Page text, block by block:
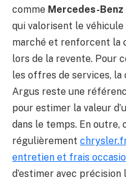
comme Mercedes-
qui valorisent le véhicule
marché et renforcent la
lors de la revente. Pour
les offres de services, la
Argus reste une
pour estimer la valeur
dans le temps. En outre,
régulièrement
entretien et frais
d’estimer avec précision